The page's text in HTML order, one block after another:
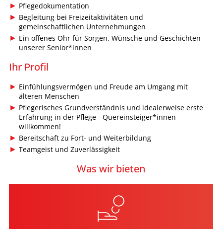
Pflegedokumentation
Begleitung bei Freizeitaktivitäten und
gemeinschaftlichen Unternehmungen
Ein offenes Ohr für Sorgen, Wünsche und Geschichten
unserer Senior*innen
Ihr Profil
Einfühlungsvermögen und Freude am Umgang mit
älteren Menschen
Pflegerisches Grundverständnis und idealerweise erste
Erfahrung in der Pflege - Quereinsteiger*innen
willkommen!
Bereitschaft zu Fort- und Weiterbildung
Teamgeist und Zuverlässigkeit
Was wir bieten